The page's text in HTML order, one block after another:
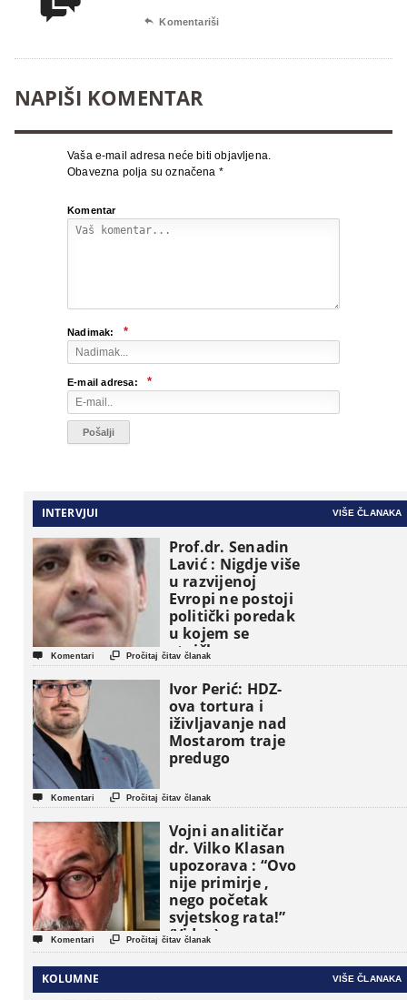
 Komentariši
NAPIŠI KOMENTAR
Vaša e-mail adresa neće biti objavljena.
Obavezna polja su označena *
Komentar
Nadimak: *
E-mail adresa: *
INTERVJUI VIŠE ČLANAKA
Prof.dr. Senadin
Lavić : Nigdje više
u razvijenoj
Evropi ne postoji
politički poredak
u kojem se
etničke grupe
pojavljuju kao
osnovne
političke jedinice
 Komentari  Pročitaj čitav članak
Ivor Perić: HDZ-
ova tortura i
iživljavanje nad
Mostarom traje
predugo
 Komentari  Pročitaj čitav članak
Vojni analitičar
dr. Vilko Klasan
upozorava : “Ovo
nije primirje ,
nego početak
svjetskog rata!”
(Video)
 Komentari  Pročitaj čitav članak
KOLUMNE VIŠE ČLANAKA